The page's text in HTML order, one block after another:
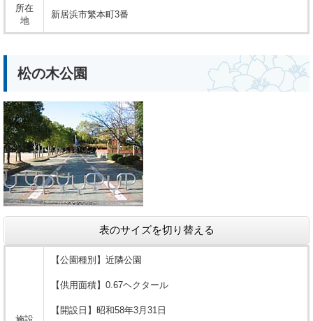
所在
地
新居浜市繁本町3番
松の木公園
表のサイズを切り替える
【公園種別】近隣公園
【供用面積】0.67ヘクタール
【開設日】昭和58年3月31日